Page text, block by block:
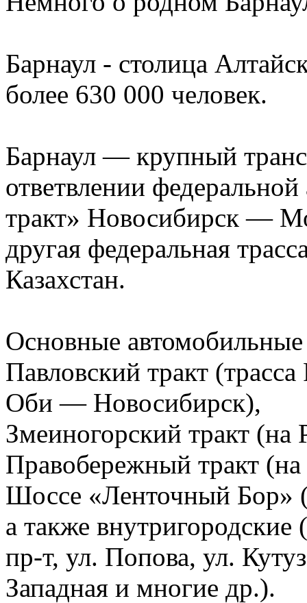
Барнаул - столица
более 630 000 человек.
Барнаул — крупный
ответвлении
тракт» Новосибирск —
другая федеральная
Казахстан.
Основные автомобильные
Павловский тракт
Оби — Новосибирск),
Змеиногорский тракт (на
Правобережный тракт
Шоссе «Ленточный Бор»
а также
пр-т, ул. Попова, ул.
Западная и многие др.).